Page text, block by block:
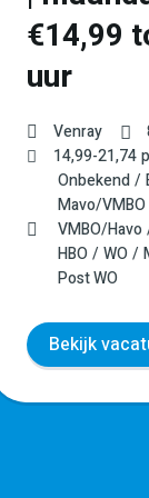
€14,99
uur
Venray
14,99-21,74
Onbekend
Mavo/VMBO
VMBO/Havo
HBO
WO
Post WO
Bekijk